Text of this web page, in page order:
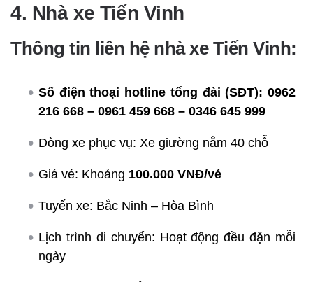
4. Nhà xe Tiến Vinh
Thông tin liên hệ nhà xe Tiến Vinh:
Số điện thoại hotline tổng đài (SĐT): 0962
216 668 – 0961 459 668 – 0346 645 999
Dòng xe phục vụ: Xe giường nằm 40 chỗ
Giá vé: Khoảng 100.000 VNĐ/vé
Tuyến xe: Bắc Ninh – Hòa Bình
Lịch trình di chuyển: Hoạt động đều đặn mỗi
ngày